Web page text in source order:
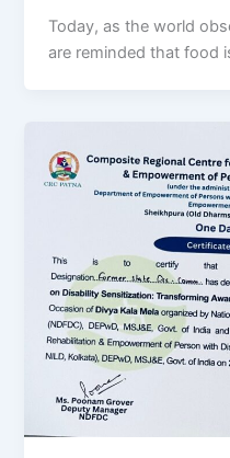
Today, as the world
are reminded that food